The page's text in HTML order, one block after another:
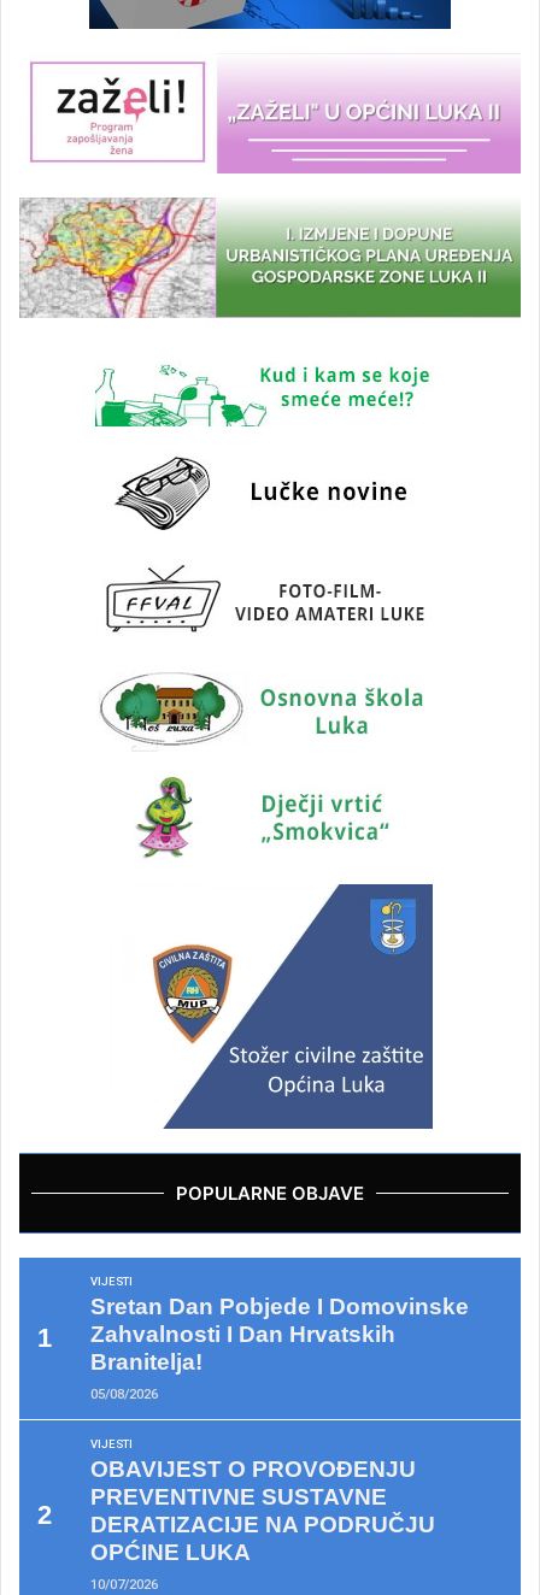
POPULARNE OBJAVE
VIJESTI
Sretan Dan Pobjede I Domovinske
Zahvalnosti I Dan Hrvatskih
Branitelja!
05/08/2026
VIJESTI
OBAVIJEST O PROVOĐENJU
PREVENTIVNE SUSTAVNE
DERATIZACIJE NA PODRUČJU
OPĆINE LUKA
10/07/2026